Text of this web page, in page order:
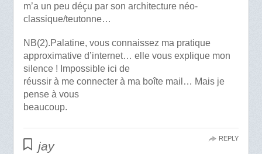
m’a un peu déçu par son architecture néo-
classique/teutonne…
NB(2).Palatine, vous connaissez ma pratique
approximative d’internet… elle vous explique mon
silence ! Impossible ici de
réussir à me connecter à ma boîte mail… Mais je
pense à vous
beaucoup.
jay
REPLY